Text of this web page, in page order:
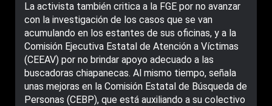
La activista también critica a la FGE por no avanzar
con la investigación de los casos que se van
acumulando en los estantes de sus oficinas, y a la
Comisión Ejecutiva Estatal de Atención a Víctimas
(CEEAV) por no brindar apoyo adecuado a las
buscadoras chiapanecas. Al mismo tiempo, señala
unas mejoras en la Comisión Estatal de Búsqueda de
Personas (CEBP), que está auxiliando a su colectivo